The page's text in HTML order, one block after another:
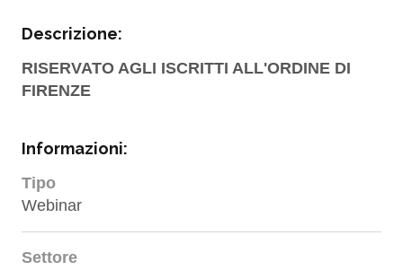
Descrizione:
RISERVATO AGLI ISCRITTI ALL'ORDINE DI
FIRENZE
Informazioni:
Tipo
Webinar
Settore